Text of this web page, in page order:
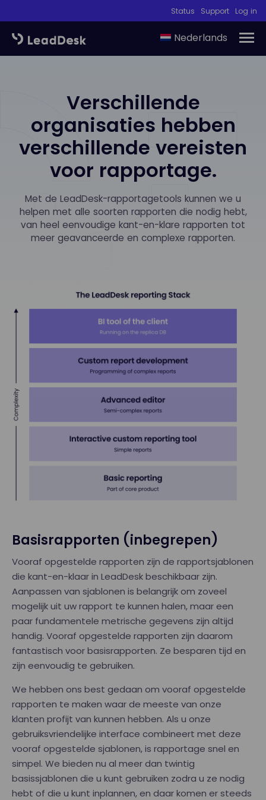
Status Support Log in
Nederlands
Verschillende
organisaties hebben
verschillende vereisten
voor rapportage.
Met de LeadDesk-rapportagetools kunnen we u
helpen met alle soorten rapporten die nodig hebt,
van heel eenvoudige kant-en-klare rapporten tot
meer geavanceerde en complexe rapporten.
Basisrapporten (inbegrepen)
Vooraf opgestelde rapporten zijn de rapportsjablonen
die kant-en-klaar in LeadDesk beschikbaar zijn.
Aanpassen van sjablonen is belangrijk om zoveel
mogelijk uit uw rapport te kunnen halen, maar een
paar fundamentele metrische gegevens zijn altijd
handig. Vooraf opgestelde rapporten zijn daarom
fantastisch voor basisrapporten. Ze besparen tijd en
zijn eenvoudig te gebruiken.
We hebben ons best gedaan om vooraf opgestelde
rapporten te maken waar de meeste van onze
klanten profijt van kunnen hebben. Als u onze
gebruiksvriendelijke interface combineert met deze
vooraf opgestelde sjablonen, is rapportage snel en
simpel. We bieden nu al meer dan twintig
basissjablonen die u kunt gebruiken zodra u ze nodig
hebt of die u kunt inplannen, en daar komen er steeds